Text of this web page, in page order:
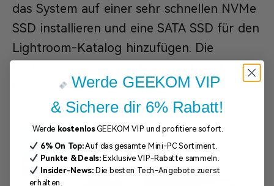
das System auf einer sehr schnellen NVMe
SSD installieren und eine SATA SSD für den
Lightroom-Katalog hinzufügen. Die
Festplatte mit großer Kapazität wird auch
für die Archivierung genutzt.
Werde GEEKOM VIP
& Sichere dir 6% Rabatt!
Werde kostenlosGEEKOM VIP und profitiere sofort.
6% On Top:Auf das gesamte Mini-PC Sortiment.
Punkte & Deals:Exklusive VIP-Rabatte sammeln.
Insider-News:Die besten Tech-Angebote zuerst
erhalten.